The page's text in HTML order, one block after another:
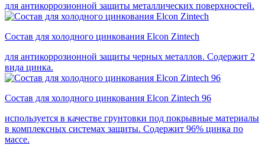
для антикоррозионной защиты металлических поверхностей.
Состав для холодного цинкования Elcon Zintech
для антикоррозионной защиты черных металлов. Содержит 2
вида цинка.
Состав для холодного цинкования Elcon Zintech 96
используется в качестве грунтовки под покрывные материалы
в комплексных системах защиты. Cодержит 96% цинка по
массе.